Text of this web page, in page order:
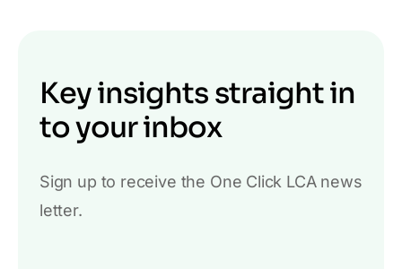
Key insights straight in
to your inbox
Sign up to receive the One Click LCA news
letter.